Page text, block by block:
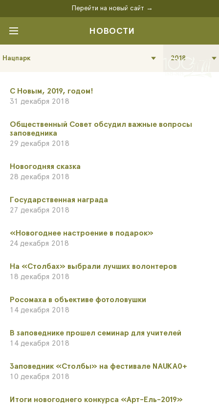
Перейти на новый сайт →
НОВОСТИ
Нацпарк 2018
С Новым, 2019, годом!
31 декабря 2018
Общественный Совет обсудил важные вопросы
заповедника
29 декабря 2018
​Новогодняя сказка
28 декабря 2018
Государственная награда
27 декабря 2018
​«Новогоднее настроение в подарок»
24 декабря 2018
На «Столбах» выбрали лучших волонтеров
18 декабря 2018
Росомаха в объективе фотоловушки
14 декабря 2018
В заповеднике прошел семинар для учителей
14 декабря 2018
Заповедник «Столбы» на фестивале NAUKA0+
10 декабря 2018
Итоги новогоднего конкурса «Арт-Ель-2019»